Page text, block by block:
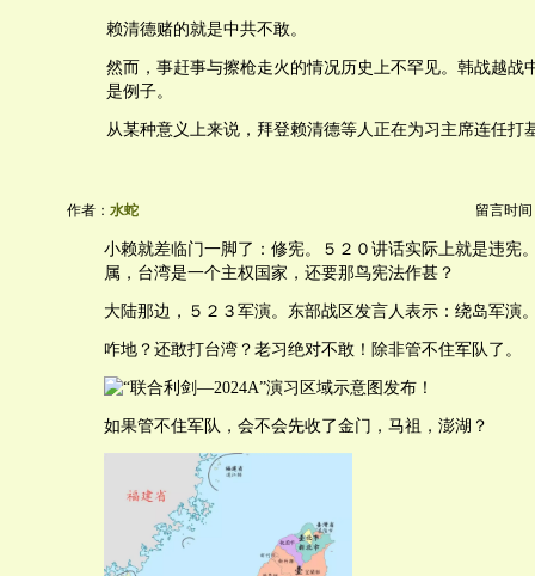
赖清德赌的就是中共不敢。
然而，事赶事与擦枪走火的情况历史上不罕见。韩战越战
是例子。
从某种意义上来说，拜登赖清德等人正在为习主席连任打
作者： 水蛇 留言时间
小赖就差临门一脚了：修宪。５２０讲话实际上就是违宪
属，台湾是一个主权国家，还要那鸟宪法作甚？
大陆那边，５２３军演。东部战区发言人表示：绕岛军演
咋地？还敢打台湾？老习绝对不敢！除非管不住军队了。
如果管不住军队，会不会先收了金门，马祖，澎湖？